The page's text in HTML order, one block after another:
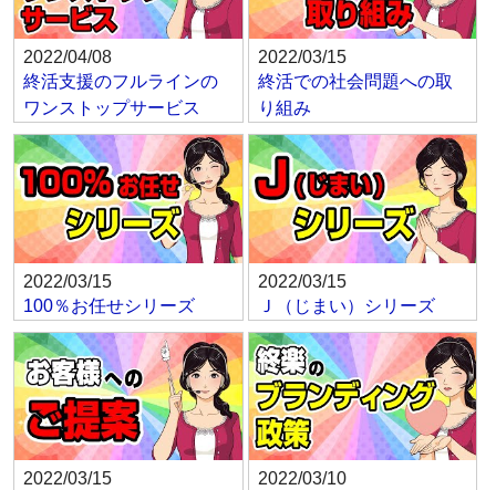
2022/04/08
終活支援のフルラインの
ワンストップサービス
2022/03/15
終活での社会問題への取
り組み
2022/03/15
100％お任せシリーズ
2022/03/15
Ｊ（じまい）シリーズ
2022/03/15
2022/03/10